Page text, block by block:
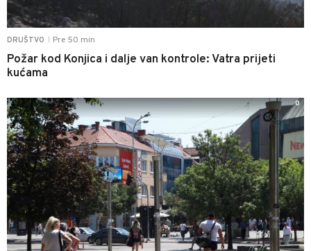
DRUŠTVO Pre 50 min
Požar kod Konjica i dalje van kontrole: Vatra prijeti
kućama
0